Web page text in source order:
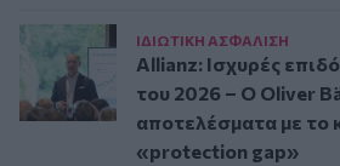
ΙΔΙΩΤΙΚΗ ΑΣΦAΛΙΣΗ
Allianz: Ισχυρές
του 2026 – Ο Oliver
αποτελέσματα με το
«protection gap»